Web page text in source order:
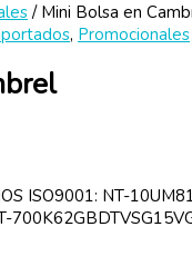
/ Mini Bolsa en
, Promocionales
ISO9001: NT-